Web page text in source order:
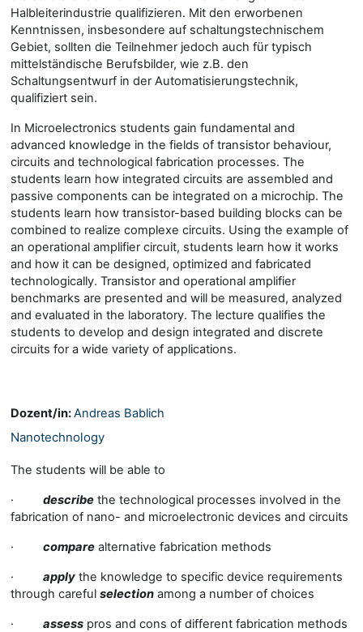
Halbleiterindustrie qualifizieren. Mit den erworbenen
Kenntnissen, insbesondere auf schaltungstechnischem
Gebiet, sollten die Teilnehmer jedoch auch für typisch
mittelständische Berufsbilder, wie z.B. den
Schaltungsentwurf in der Automatisierungstechnik,
qualifiziert sein.
In Microelectronics students gain fundamental and
advanced knowledge in the fields of transistor behaviour,
circuits and technological fabrication processes. The
students learn how integrated circuits are assembled and
passive components can be integrated on a microchip. The
students learn how transistor-based building blocks can be
combined to realize complexe circuits. Using the example of
an operational amplifier circuit, students learn how it works
and how it can be designed, optimized and fabricated
technologically. Transistor and operational amplifier
benchmarks are presented and will be measured, analyzed
and evaluated in the laboratory. The lecture qualifies the
students to develop and design integrated and discrete
circuits for a wide variety of applications.
Dozent/in:Andreas Bablich
Nanotechnology
The students will be able to
· describe the technological processes involved in the
fabrication of nano- and microelectronic devices and circuits
· compare alternative fabrication methods
· apply the knowledge to specific device requirements
through careful selection among a number of choices
· assess pros and cons of different fabrication methods